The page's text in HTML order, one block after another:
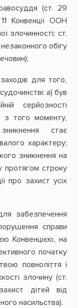
(ст. 29
Конвенції ООН
злочинності; ст.
обігу
для того,
а) був
серйозності
з того моменту,
стає
характеру;
зникнення на
протягом строку
про захист усіх
забезпечення
справи
Конвенцією, на
початку
повноліття і
злочину (ст.
дітей від
насильства).